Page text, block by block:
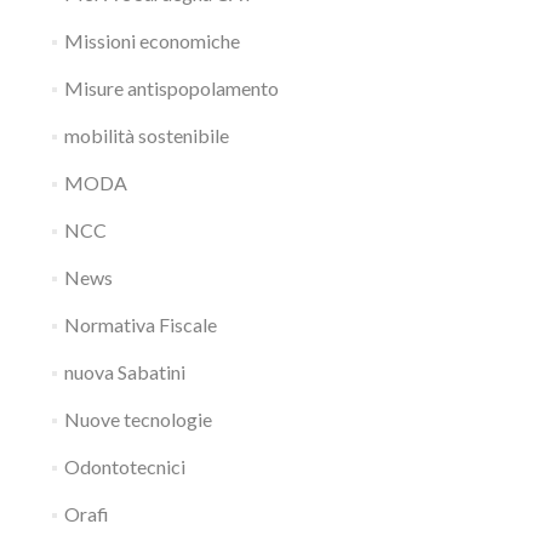
Missioni economiche
Misure antispopolamento
mobilità sostenibile
MODA
NCC
News
Normativa Fiscale
nuova Sabatini
Nuove tecnologie
Odontotecnici
Orafi